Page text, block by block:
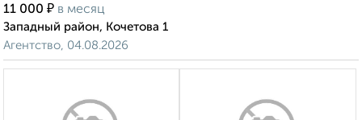
11 000 ₽ в месяц
Западный район, Кочетова 1
Агентство, 04.08.2026